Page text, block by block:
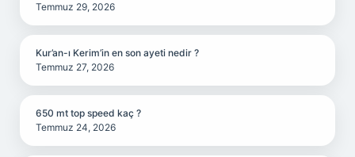
Temmuz 29, 2026
Kur’an-ı Kerim’in en son ayeti nedir ?
Temmuz 27, 2026
650 mt top speed kaç ?
Temmuz 24, 2026